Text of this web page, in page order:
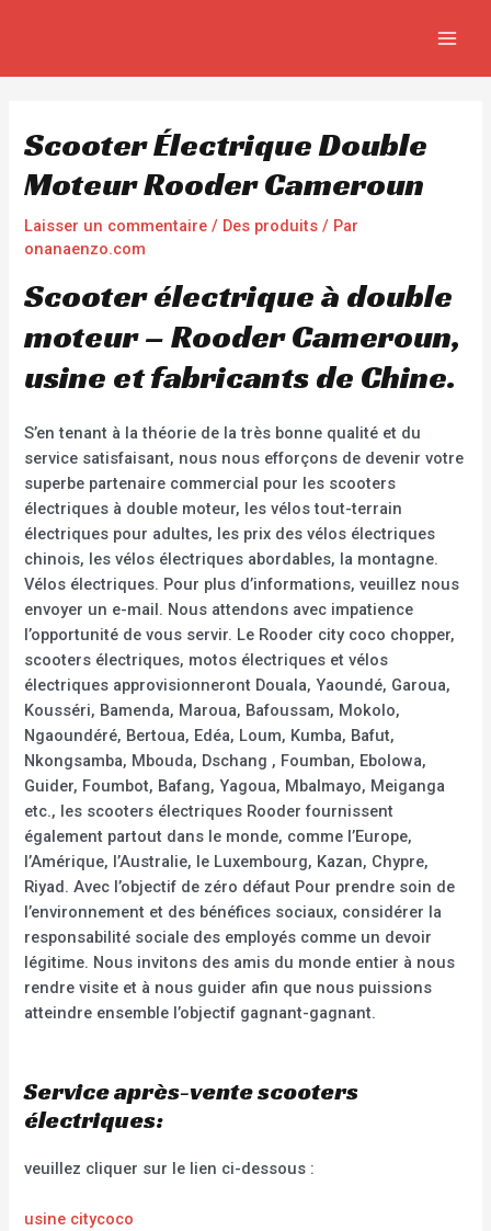
Scooter Électrique Double
Moteur Rooder Cameroun
Laisser un commentaire / Des produits / Par
onanaenzo.com
Scooter électrique à double
moteur – Rooder Cameroun,
usine et fabricants de Chine.
S’en tenant à la théorie de la très bonne qualité et du
service satisfaisant, nous nous efforçons de devenir votre
superbe partenaire commercial pour les scooters
électriques à double moteur, les vélos tout-terrain
électriques pour adultes, les prix des vélos électriques
chinois, les vélos électriques abordables, la montagne.
Vélos électriques. Pour plus d’informations, veuillez nous
envoyer un e-mail. Nous attendons avec impatience
l’opportunité de vous servir. Le Rooder city coco chopper,
scooters électriques, motos électriques et vélos
électriques approvisionneront Douala, Yaoundé, Garoua,
Kousséri, Bamenda, Maroua, Bafoussam, Mokolo,
Ngaoundéré, Bertoua, Edéa, Loum, Kumba, Bafut,
Nkongsamba, Mbouda, Dschang , Foumban, Ebolowa,
Guider, Foumbot, Bafang, Yagoua, Mbalmayo, Meiganga
etc., les scooters électriques Rooder fournissent
également partout dans le monde, comme l’Europe,
l’Amérique, l’Australie, le Luxembourg, Kazan, Chypre,
Riyad. Avec l’objectif de zéro défaut Pour prendre soin de
l’environnement et des bénéfices sociaux, considérer la
responsabilité sociale des employés comme un devoir
légitime. Nous invitons des amis du monde entier à nous
rendre visite et à nous guider afin que nous puissions
atteindre ensemble l’objectif gagnant-gagnant.
Service après-vente scooters
électriques:
veuillez cliquer sur le lien ci-dessous :
usine citycoco